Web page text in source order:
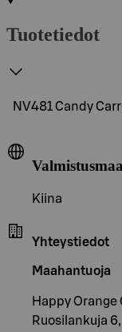
Tuotetiedot
NV481 Candy
Valmistusmaa
Kiina
Yhteystiedot
Maahantuoja
Happy Orange
Ruosilankuja